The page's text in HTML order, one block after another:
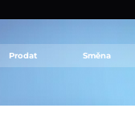
Prodat Směna